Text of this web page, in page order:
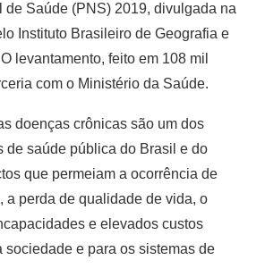
de Saúde (PNS) 2019, divulgada na
Instituto Brasileiro de Geografia e
levantamento, feito em 108 mil
com o Ministério da Saúde.
doenças crônicas são um dos
de saúde pública do Brasil e do
que permeiam a ocorrência de
a perda de qualidade de vida, o
e elevados custos
sociedade e para os sistemas de